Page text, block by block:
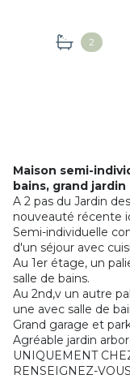
2
Maison semi-
bains, grand
A 2 pas du Jardin
nouveauté récente
Semi-individuelle
d'un séjour avec
Au 1er étage, un
salle de bains.
Au 2nd,v un autre
une avec salle de
Grand garage et
Agréable jardin
UNIQUEMENT
RENSEIGNEZ-